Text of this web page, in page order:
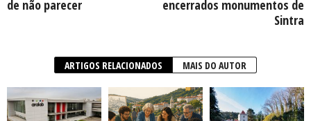
de não parecer
encerrados monumentos de
Sintra
ARTIGOS RELACIONADOS MAIS DO AUTOR